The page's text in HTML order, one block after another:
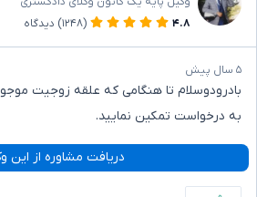
۴.۸
(۱۲۴۸) دیدگاه
۵ سال پیش
بادرودوسلام تا هنگامی که علقه زوجیت
به درخواست تمکین نمایید.
دریافت مشاوره از این